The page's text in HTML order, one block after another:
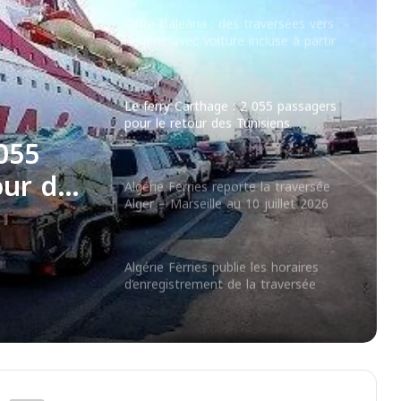
des
la
Le ferry Carthage : 2 055 passagers
pour le retour des Tunisiens
Algérie Ferries reporte la traversée
Alger – Marseille au 10 juillet 2026
Algérie Ferries publie les horaires
d’enregistrement de la traversée
Alger – Marseille du 8 juillet 2026
CTN lance une réduction jusqu’à 40 %
sur les traversées retour vers la
Tunisie cet été
Nouris El Bahr Ferries facilite les
formalités douanières avec le TPD